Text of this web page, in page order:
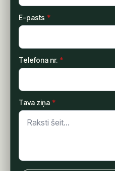
E-pasts *
Telefona nr. *
Tava ziņa *